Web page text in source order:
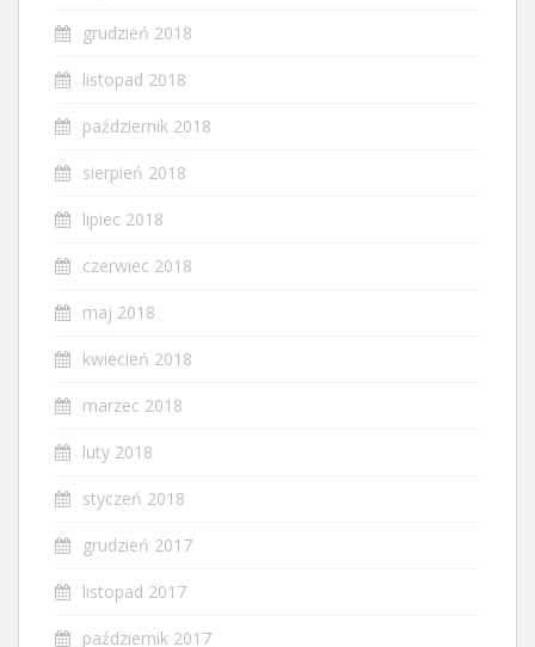
grudzień 2018
listopad 2018
październik 2018
sierpień 2018
lipiec 2018
czerwiec 2018
maj 2018
kwiecień 2018
marzec 2018
luty 2018
styczeń 2018
grudzień 2017
listopad 2017
październik 2017